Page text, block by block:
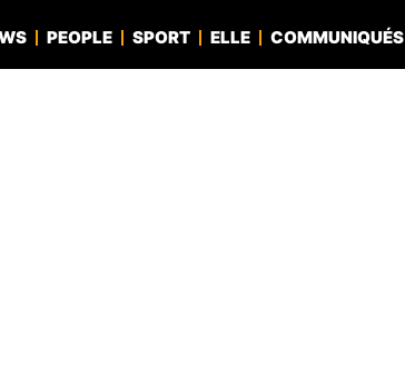
PEOPLE SPORT ELLE COMMUNIQUÉS